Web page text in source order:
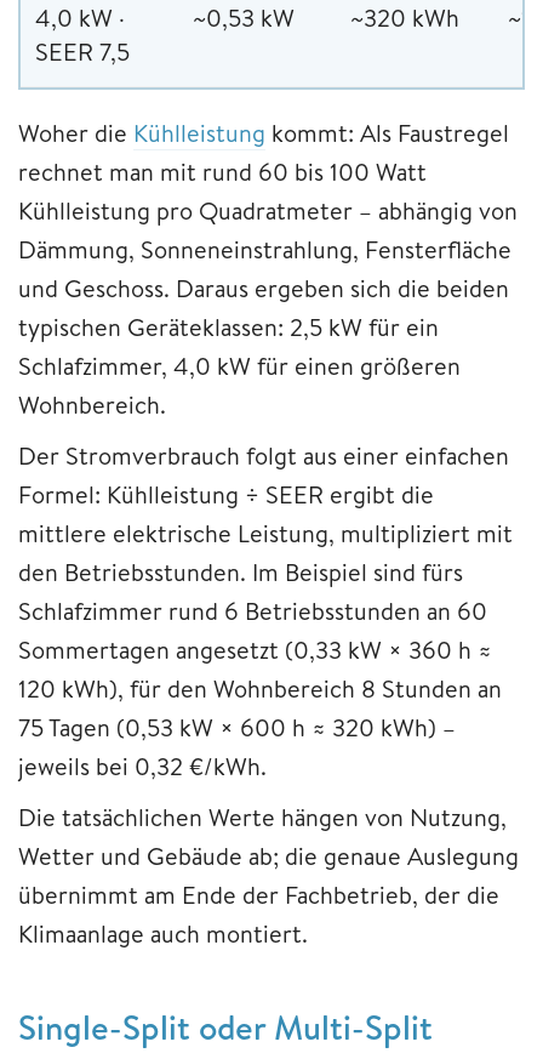
4,0 kW ·
SEER 7,5
~0,53 kW ~320 kWh
Woher die Kühlleistung kommt: Als Faustregel
rechnet man mit rund 60 bis 100 Watt
Kühlleistung pro Quadratmeter – abhängig von
Dämmung, Sonneneinstrahlung, Fensterfläche
und Geschoss. Daraus ergeben sich die beiden
typischen Geräteklassen: 2,5 kW für ein
Schlafzimmer, 4,0 kW für einen größeren
Wohnbereich.
Der Stromverbrauch folgt aus einer einfachen
Formel: Kühlleistung ÷ SEER ergibt die
mittlere elektrische Leistung, multipliziert mit
den Betriebsstunden. Im Beispiel sind fürs
Schlafzimmer rund 6 Betriebsstunden an 60
Sommertagen angesetzt (0,33 kW × 360 h ≈
120 kWh), für den Wohnbereich 8 Stunden an
75 Tagen (0,53 kW × 600 h ≈ 320 kWh) –
jeweils bei 0,32 €/kWh.
Die tatsächlichen Werte hängen von Nutzung,
Wetter und Gebäude ab; die genaue Auslegung
übernimmt am Ende der Fachbetrieb, der die
Klimaanlage auch montiert.
Single-Split oder Multi-Split